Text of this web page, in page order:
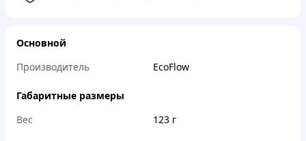
Основной
Производитель
EcoFlow
Габаритные размеры
Вес
123 г